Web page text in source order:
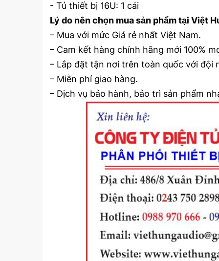
- Tủ thiết bị 16U: 1 cái
Lý do nên chọn mua sản phẩm tại Việt
– Mua với mức Giá rẻ nhất Việt Nam.
– Cam kết hàng chính hãng mới 100%
– Lắp đặt tận nơi trên toàn quốc với đội
– Miễn phí giao hàng.
– Dịch vụ bảo hành, bảo trì sản phẩm